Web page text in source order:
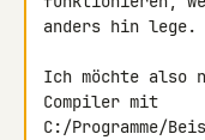
anders hin lege.
Ich möchte also
Compiler mit
C:/Programme/